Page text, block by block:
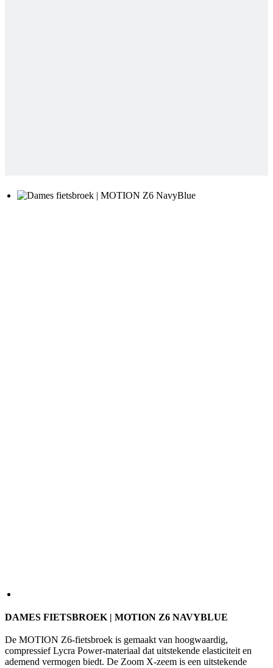
compressief Lycra Power-materiaal dat uitstekende elasticiteit en
allround keuze voor dagelijkse ritten. Het biedt uitstekende
KLEUR